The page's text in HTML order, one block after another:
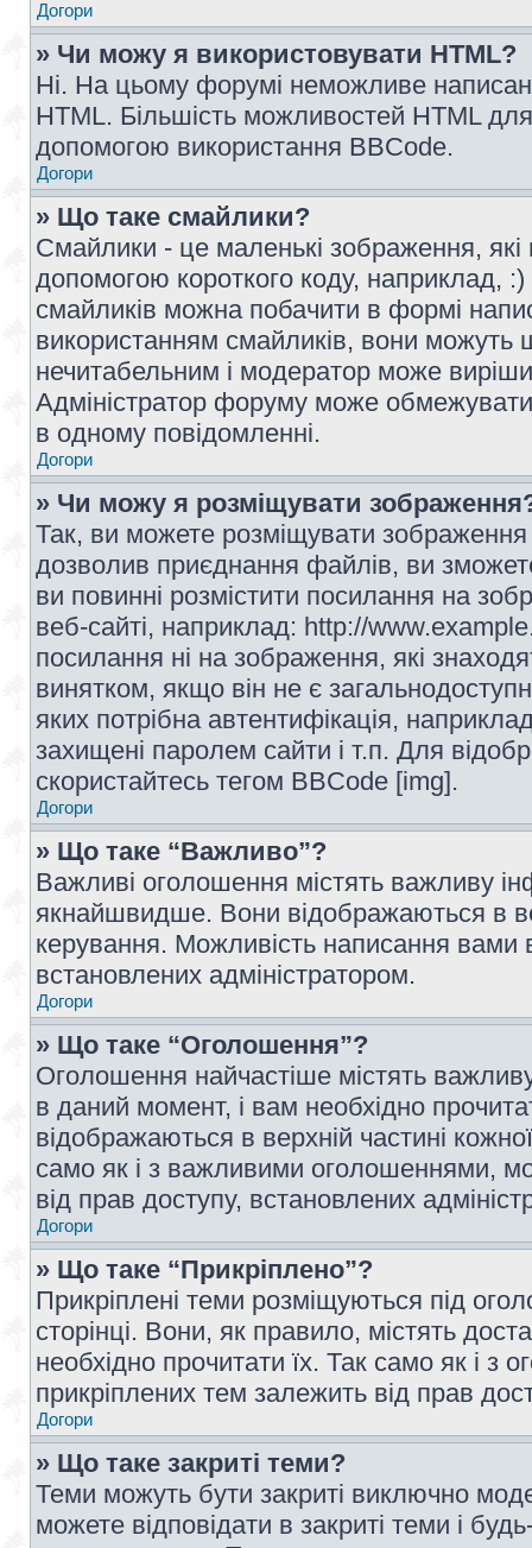
Догори
» Чи можу я використовувати HTML?
Ні. На цьому форумі неможливе
HTML. Більшість можливостей HTML
допомогою використання BBCode.
Догори
» Що таке смайлики?
Смайлики - це маленькі зображення, які
допомогою короткого коду, наприклад,
смайликів можна побачити в формі
використанням смайликів, вони
нечитабельним і модератор може
Адміністратор форуму може обмежувати
в одному повідомленні.
Догори
» Чи можу я розміщувати
Так, ви можете розміщувати
дозволив приєднання файлів, ви
ви повинні розмістити посилання на
веб-сайті, наприклад: http://
посилання ні на зображення, які
винятком, якщо він не є
яких потрібна автентифікація,
захищені паролем сайти і т.п. Для
скористайтесь тегом BBCode [img].
Догори
» Що таке “Важливо”?
Важливі оголошення містять важливу
якнайшвидше. Вони відображаються в
керування. Можливість написання
встановлених адміністратором.
Догори
» Що таке “Оголошення”?
Оголошення найчастіше містять
в даний момент, і вам необхідно
відображаються в верхній частині
само як і з важливими оголошеннями,
від прав доступу, встановлених
Догори
» Що таке “Прикріплено”?
Прикріплені теми розміщуються під
сторінці. Вони, як правило, містять
необхідно прочитати їх. Так само як і
прикріплених тем залежить від прав
Догори
» Що таке закриті теми?
Теми можуть бути закриті виключно
можете відповідати в закриті теми і